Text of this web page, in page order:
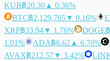
KUB฿20.30 ▲ 0.36%
BTC฿2,129,765▼ 0.16%
XRP฿33.94▼ 1.76% DOGE
1.01%
ADA฿6.62 ▲ 6.70%
AVAX฿212.57▼ 3.42%